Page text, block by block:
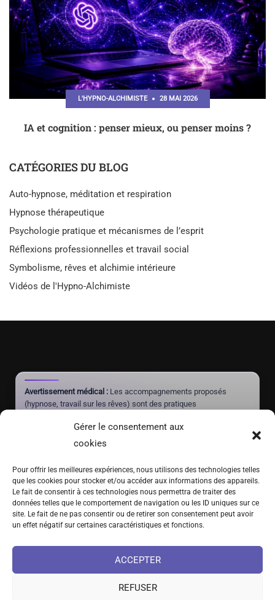
Gérer le consentement aux
cookies
Pour offrir les meilleures expériences, nous utilisons des technologies telles
que les cookies pour stocker et/ou accéder aux informations des appareils.
Le fait de consentir à ces technologies nous permettra de traiter des
données telles que le comportement de navigation ou les ID uniques sur ce
site. Le fait de ne pas consentir ou de retirer son consentement peut avoir
un effet négatif sur certaines caractéristiques et fonctions.
ACCEPTER
REFUSER
L'HYPNO-ALCHIMISTE 28 MAI 2026
IA et cognition : penser mieux, ou penser moins ?
CATÉGORIES DU BLOG
Auto-hypnose, méditation et respiration
Hypnose thérapeutique
Psychologie pratique et mécanismes de l’esprit
Réflexions professionnelles et travail social
Symbolisme, rêves et alchimie intérieure
Vidéos de l'Hypno-Alchimiste
Avertissement médical : Les accompagnements proposés
(hypnose, travail sur les rêves) sont des pratiques
constituent pas un acte médical, ne posent aucun diagnostic et
ne doivent jamais se substituer à un traitement prescrit par un
(+41) 076 639 37 64
Fritz-Marchand 2 · 2615 Sonvilier · SUISSE
info@hypno-alchimiste.com